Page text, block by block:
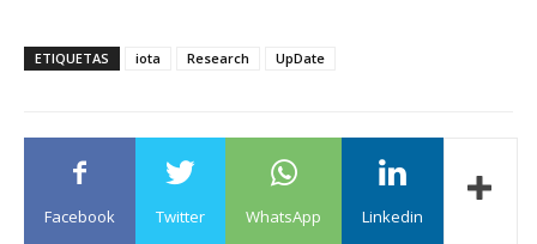
ETIQUETAS iota Research UpDate
Facebook Twitter WhatsApp Linkedin